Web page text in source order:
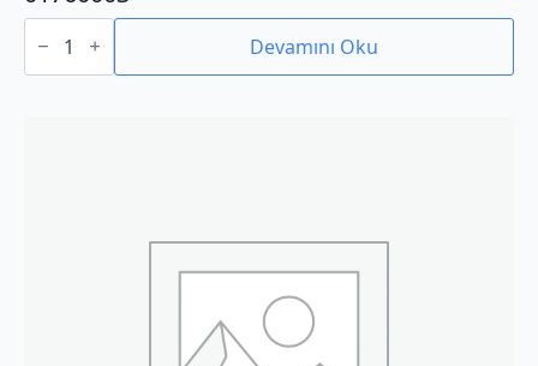
01760003
adet Devamını Oku